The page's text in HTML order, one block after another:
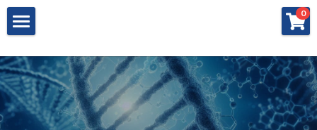
0
所有产品与服务
冻干微球
特殊寡核苷酸
肽核酸（PNA）
POCT解决方案
×
所有商品分类
LAMP